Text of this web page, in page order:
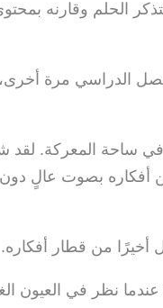
وقارنه
الدراسي مرة أخرى،
ساحة المعركة. لقد
أفكاره بصوت عالٍ
أخيرًا من قطار أفكاره.
نظر في العيون